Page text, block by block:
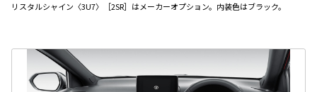
リスタルシャイン〈3U7〉［2SR］はメーカーオプション。内装色はブラック。